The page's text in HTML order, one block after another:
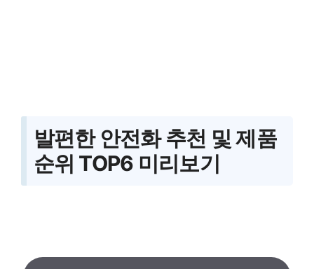
발편한 안전화 추천 및 제품
순위 TOP6 미리보기